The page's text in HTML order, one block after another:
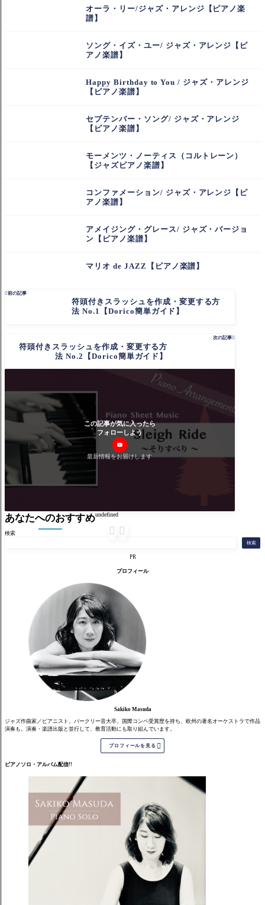
オーラ・リー/ジャズ・アレンジ【ピアノ楽
譜】
ソング・イズ・ユー/ ジャズ・アレンジ【ピ
アノ楽譜】
Happy Birthday to You / ジャズ・アレンジ
【ピアノ楽譜】
セプテンバー・ソング/ ジャズ・アレンジ
【ピアノ楽譜】
モーメンツ・ノーティス（コルトレーン）
【ジャズピアノ楽譜】
コンファメーション/ ジャズ・アレンジ【ピ
アノ楽譜】
アメイジング・グレース/ ジャズ・バージョ
ン【ピアノ楽譜】
マリオ de JAZZ【ピアノ楽譜】
前の記事
符頭付きスラッシュを作成・変更する方
法 No.1【Dorico簡単ガイド】
次の記事
符頭付きスラッシュを作成・変更する方
法 No.2【Dorico簡単ガイド】
この記事が気に入ったら
フォローしよう
最新情報をお届けします
検索
検索
PR
プロフィール
Sakiko Masuda
ジャズ作曲家／ピアニスト。バークリー音大卒。国際コンペ受賞歴を持ち、欧州の著名オーケストラで作品
演奏も。演奏・楽譜出版と並行して、教育活動にも取り組んでいます。
プロフィールを見る 
ピアノソロ・アルバム配信!!
あなたへのおすすめundefined
 